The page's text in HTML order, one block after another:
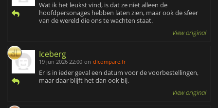
Wat ik het leukst vind, is dat ze niet alleen de
hoofdpersonages hebben laten zien, maar ook de sfeer
van de wereld die ons te wachten staat.
View original
Iceberg
19 jun 2026 22:00 on dlcompare.fr
Er is in ieder geval een datum voor de voorbestellingen,
maar daar blijft het dan ook bij.
View original